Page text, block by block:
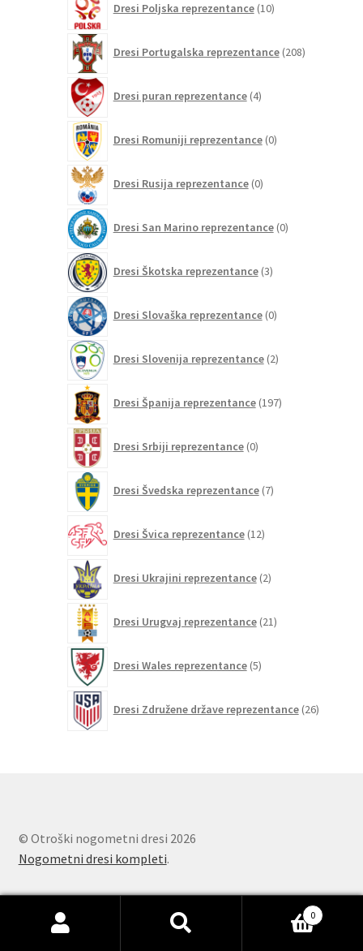
Dresi Poljska reprezentance 10izdelkov
Dresi Portugalska reprezentance 208izdelkov
Dresi puran reprezentance 4izdelki
Dresi Romuniji reprezentance 0izdelkov
Dresi Rusija reprezentance 0izdelkov
Dresi San Marino reprezentance 0izdelkov
Dresi Škotska reprezentance 3izdelki
Dresi Slovaška reprezentance 0izdelkov
Dresi Slovenija reprezentance 2izdelka
Dresi Španija reprezentance 197izdelkov
Dresi Srbiji reprezentance 0izdelkov
Dresi Švedska reprezentance 7izdelkov
Dresi Švica reprezentance 12izdelkov
Dresi Ukrajini reprezentance 2izdelka
Dresi Urugvaj reprezentance 21izdelkov
Dresi Wales reprezentance 5izdelkov
Dresi Združene države reprezentance 26izdelkov
© Otroški nogometni dresi 2026
Nogometni dresi kompleti.
0